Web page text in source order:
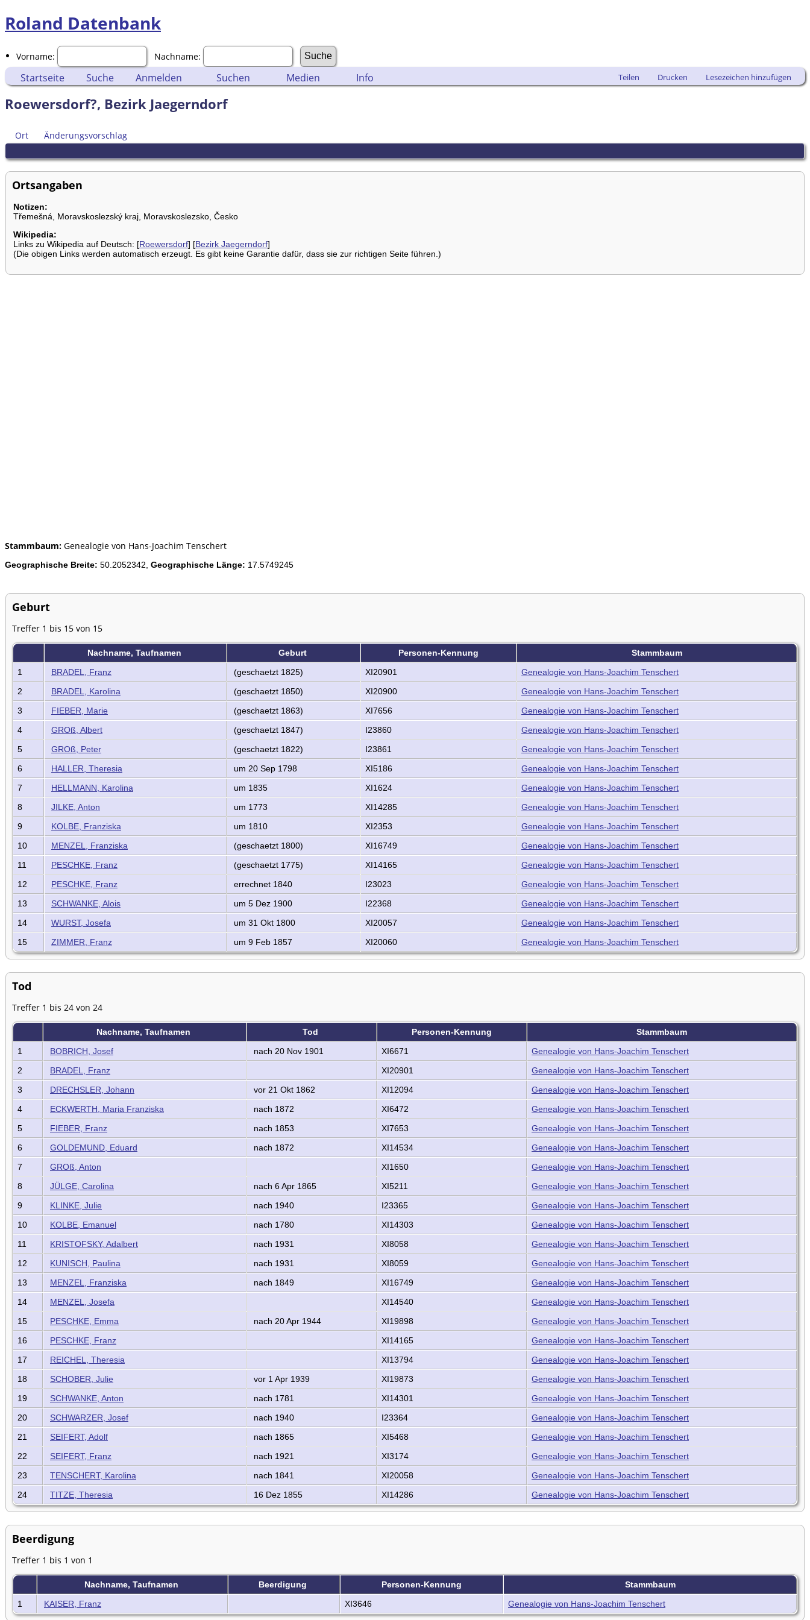
Roland Datenbank
Vorname: Nachname:
Startseite Suche Anmelden Suchen Medien Info Teilen Drucken Lesezeichen hinzufügen
Roewersdorf?, Bezirk Jaegerndorf
Ort Änderungsvorschlag
Ortsangaben
Notizen:
Třemešná, Moravskoslezský kraj, Moravskoslezsko, Česko
Wikipedia:
Links zu Wikipedia auf Deutsch: [Roewersdorf] [Bezirk Jaegerndorf]
(Die obigen Links werden automatisch erzeugt. Es gibt keine Garantie dafür, dass sie zur richtigen Seite führen.)
Stammbaum: Genealogie von Hans-Joachim Tenschert
Geographische Breite: 50.2052342, Geographische Länge: 17.5749245
Geburt
Treffer 1 bis 15 von 15
Nachname, Taufnamen Geburt Personen-Kennung
Stammbaum
1
BRADEL, Franz (geschaetzt 1825) XI20901
Genealogie von Hans-Joachim Tenschert
2
BRADEL, Karolina (geschaetzt 1850) XI20900
Genealogie von Hans-Joachim Tenschert
3
FIEBER, Marie (geschaetzt 1863) XI7656
Genealogie von Hans-Joachim Tenschert
4
GROß, Albert (geschaetzt 1847) I23860
Genealogie von Hans-Joachim Tenschert
5
GROß, Peter (geschaetzt 1822) I23861
Genealogie von Hans-Joachim Tenschert
6
HALLER, Theresia um 20 Sep 1798 XI5186
Genealogie von Hans-Joachim Tenschert
7
HELLMANN, Karolina um 1835 XI1624
Genealogie von Hans-Joachim Tenschert
8
JILKE, Anton um 1773 XI14285
Genealogie von Hans-Joachim Tenschert
9
KOLBE, Franziska um 1810 XI2353
Genealogie von Hans-Joachim Tenschert
10
MENZEL, Franziska (geschaetzt 1800) XI16749
Genealogie von Hans-Joachim Tenschert
11
PESCHKE, Franz (geschaetzt 1775) XI14165
Genealogie von Hans-Joachim Tenschert
12
PESCHKE, Franz errechnet 1840 I23023
Genealogie von Hans-Joachim Tenschert
13
SCHWANKE, Alois um 5 Dez 1900 I22368
Genealogie von Hans-Joachim Tenschert
14
WURST, Josefa um 31 Okt 1800 XI20057
Genealogie von Hans-Joachim Tenschert
15
ZIMMER, Franz um 9 Feb 1857 XI20060 Genealogie von Hans-Joachim Tenschert
Tod
Treffer 1 bis 24 von 24
Nachname, Taufnamen Tod Personen-Kennung
Stammbaum
1
BOBRICH, Josef nach 20 Nov 1901 XI6671
Genealogie von Hans-Joachim Tenschert
2
BRADEL, Franz XI20901
Genealogie von Hans-Joachim Tenschert
3
DRECHSLER, Johann vor 21 Okt 1862 XI12094
Genealogie von Hans-Joachim Tenschert
4
ECKWERTH, Maria Franziska nach 1872 XI6472
Genealogie von Hans-Joachim Tenschert
5
FIEBER, Franz nach 1853 XI7653
Genealogie von Hans-Joachim Tenschert
6
GOLDEMUND, Eduard nach 1872 XI14534
Genealogie von Hans-Joachim Tenschert
7
GROß, Anton XI1650
Genealogie von Hans-Joachim Tenschert
8
JÜLGE, Carolina nach 6 Apr 1865 XI5211
Genealogie von Hans-Joachim Tenschert
9
KLINKE, Julie nach 1940 I23365
Genealogie von Hans-Joachim Tenschert
10
KOLBE, Emanuel nach 1780 XI14303
Genealogie von Hans-Joachim Tenschert
11
KRISTOFSKY, Adalbert nach 1931 XI8058
Genealogie von Hans-Joachim Tenschert
12
KUNISCH, Paulina nach 1931 XI8059
Genealogie von Hans-Joachim Tenschert
13
MENZEL, Franziska nach 1849 XI16749
Genealogie von Hans-Joachim Tenschert
14
MENZEL, Josefa XI14540
Genealogie von Hans-Joachim Tenschert
15
PESCHKE, Emma nach 20 Apr 1944 XI19898
Genealogie von Hans-Joachim Tenschert
16
PESCHKE, Franz XI14165
Genealogie von Hans-Joachim Tenschert
17
REICHEL, Theresia XI13794
Genealogie von Hans-Joachim Tenschert
18
SCHOBER, Julie vor 1 Apr 1939 XI19873
Genealogie von Hans-Joachim Tenschert
19
SCHWANKE, Anton nach 1781 XI14301
Genealogie von Hans-Joachim Tenschert
20
SCHWARZER, Josef nach 1940 I23364
Genealogie von Hans-Joachim Tenschert
21
SEIFERT, Adolf nach 1865 XI5468
Genealogie von Hans-Joachim Tenschert
22
SEIFERT, Franz nach 1921 XI3174
Genealogie von Hans-Joachim Tenschert
23
TENSCHERT, Karolina nach 1841 XI20058
Genealogie von Hans-Joachim Tenschert
24
TITZE, Theresia 16 Dez 1855 XI14286 Genealogie von Hans-Joachim Tenschert
Beerdigung
Treffer 1 bis 1 von 1
Nachname, Taufnamen Beerdigung Personen-Kennung
Stammbaum
1
KAISER, Franz XI3646 Genealogie von Hans-Joachim Tenschert